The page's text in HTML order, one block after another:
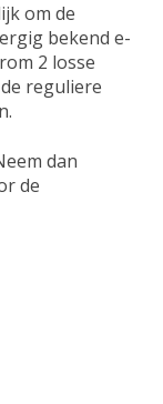
om de
bekend e-
2 losse
reguliere
dan
de